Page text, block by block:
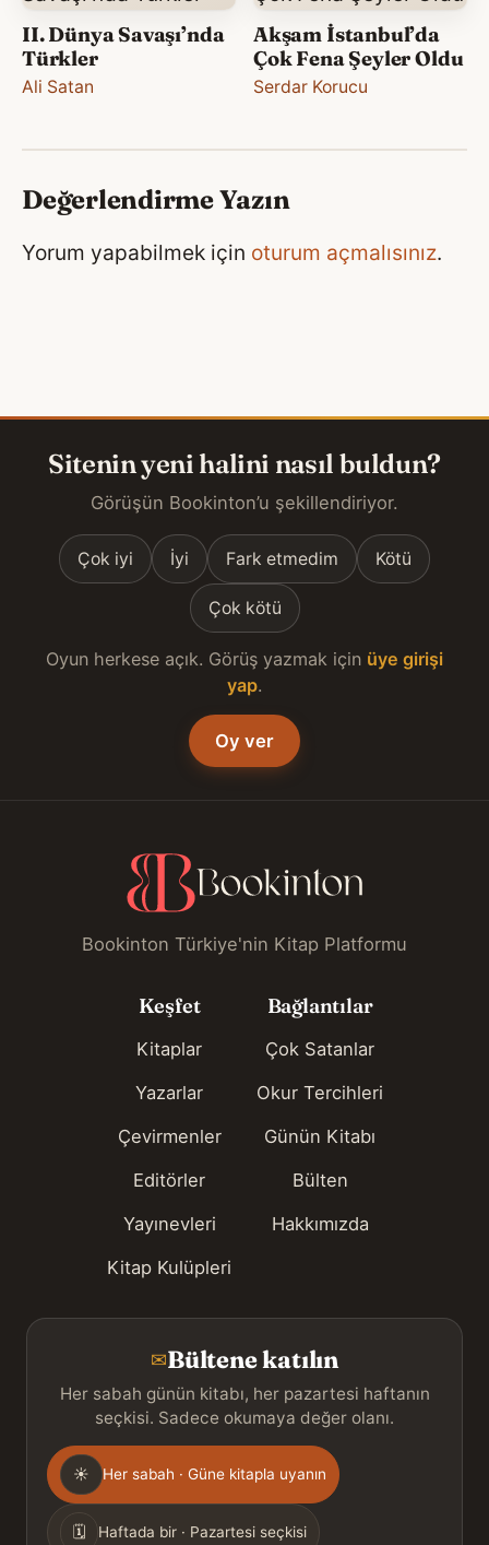
II. Dünya Savaşı’nda
Türkler
Ali Satan
Akşam İstanbul’da
Çok Fena Şeyler Oldu
Serdar Korucu
Değerlendirme Yazın
Yorum yapabilmek için oturum açmalısınız.
Sitenin yeni halini nasıl buldun?
Görüşün Bookinton’u şekillendiriyor.
Çok iyi İyi Fark etmedim Kötü
Çok kötü
Oyun herkese açık. Görüş yazmak için üye girişi
yap.
Oy ver
Bookinton Türkiye'nin Kitap Platformu
Keşfet
Kitaplar
Yazarlar
Çevirmenler
Editörler
Yayınevleri
Kitap Kulüpleri
Bağlantılar
Çok Satanlar
Okur Tercihleri
Günün Kitabı
Bülten
Hakkımızda
✉Bültene katılın
Her sabah günün kitabı, her pazartesi haftanın
seçkisi. Sadece okumaya değer olanı.
Gönderim
sıklığı
☀ Her sabah · Güne kitapla uyanın
🗓 Haftada bir · Pazartesi seçkisi